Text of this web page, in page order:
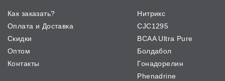
Как заказать?
Оплата и Доставка
Скидки
Оптом
Контакты
Нитрикс
CJC1295
BCAA Ultra Pure
Болдабол
Гонадорелин
Phenadrine